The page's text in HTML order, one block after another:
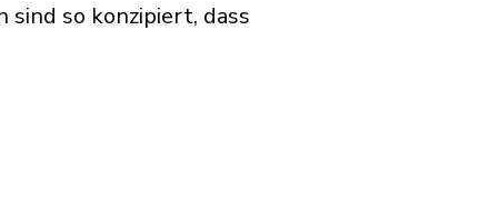
sind so konzipiert, dass